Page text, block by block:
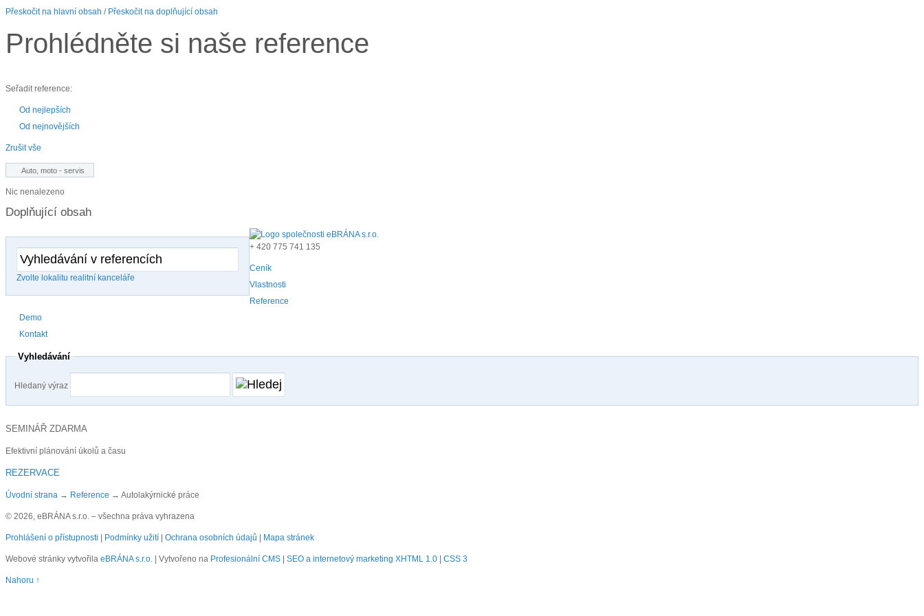
Přeskočit na hlavní obsah / Přeskočit na doplňující obsah
Prohlédněte si naše reference
Seřadit reference:
Od nejlepších
Od nejnovějších
Zrušit vše
Auto, moto - servis
Nic nenalezeno
Doplňující obsah
Zvolte lokalitu realitní kanceláře
+ 420 775 741 135
Ceník
Vlastnosti
Reference
Demo
Kontakt
Vyhledávání
Hledaný výraz
SEMINÁŘ ZDARMA
Efektivní plánování úkolů a času
REZERVACE
Úvodní strana → Reference → Autolakýrnické práce
© 2026, eBRÁNA s.r.o. – všechna práva vyhrazena
Prohlášení o přístupnosti Podmínky užití Ochrana osobních údajů Mapa stránek
Webové stránky vytvořila eBRÁNA s.r.o. | Vytvořeno na Profesionální CMS SEO a internetový marketing XHTML 1.0 CSS 3
Nahoru ↑